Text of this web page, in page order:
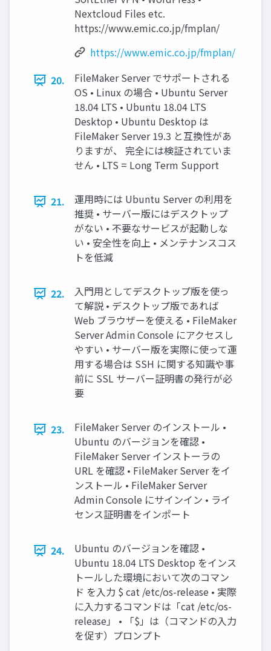
Nextcloud Files etc.
https://www.emic.co.jp/fmplan/
https://www.emic.co.jp/fmplan/
20.
FileMaker Server でサポートされる
OS • Linux の場合 • Ubuntu Server
18.04 LTS • Ubuntu 18.04 LTS
Desktop • Ubuntu Desktop は
FileMaker Server 19.3 と互換性があ
りますが、 完全には検証されていま
せん • LTS = Long Term Support
21.
運用時には Ubuntu Server の利用を
推奨 • サーバー版にはデスクトップ
がない • 不要なサービスが起動しな
い • 安全性を向上 • メンテナンスコス
トを低減
22.
入門用としてデスクトップ版を使っ
て解説 • デスクトップ版であれば
Web ブラウザーを使える • FileMaker
Server Admin Console にアクセスし
やすい • サーバー版を実際に使って運
用する場合は SSH に関する知識や事
前に SSL サーバー証明書の発行が必
要
23.
FileMaker Server のインストール •
Ubuntu のバージョンを確認 •
FileMaker Server インストーラの
URL を確認 • FileMaker Server をイ
ンストール • FileMaker Server
Admin Console にサインイン • ライ
センス証明書をインポート
24.
Ubuntu のバージョンを確認 •
Ubuntu 18.04 LTS Desktop をインス
トールした環境において次のコマン
ド を入力 $ cat /etc/os-release • 実際
に入力するコマンドは「cat /etc/os-
release」 • 「$」は（コマンドの入力
を促す）プロンプト